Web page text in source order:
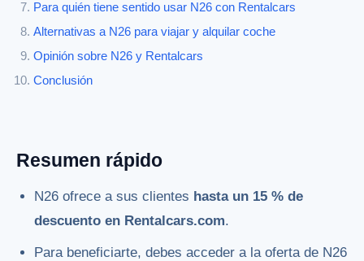
Para quién tiene sentido usar N26 con Rentalcars
Alternativas a N26 para viajar y alquilar coche
Opinión sobre N26 y Rentalcars
Conclusión
Resumen rápido
N26 ofrece a sus clientes hasta un 15 % de
descuento en Rentalcars.com.
Para beneficiarte, debes acceder a la oferta de N26